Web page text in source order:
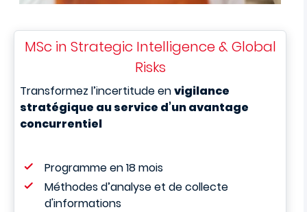
MSc in Strategic Intelligence & Global
Risks
Transformez l’incertitude envigilance
stratégique au service d’un avantage
concurrentiel
Programme en 18 mois
Méthodes d’analyse et de collecte
d'informations